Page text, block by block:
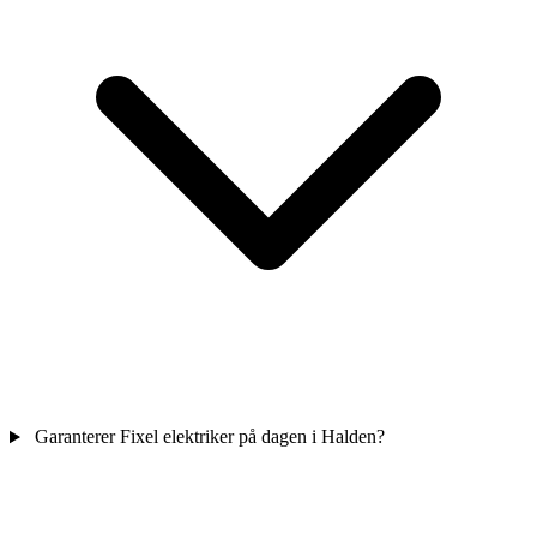
Garanterer Fixel elektriker på dagen i Halden?